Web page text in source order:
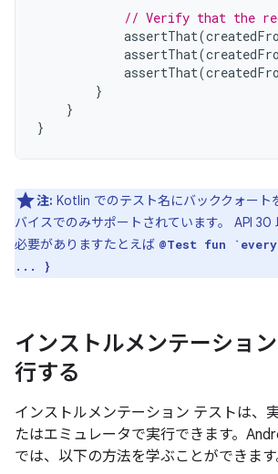
// Verify that the
assertThat(
assertThat(
assertThat(
}
}
}
注: Kotlin でのテスト名にバッククォート
バイスでのみサポートされています。 API 30
必要がありますたとえば @Test fun
... }
インストルメンテーショ
行する
インストルメンテーション テストは、
たはエミュレータで実行できます。
では、以下の方法を学ぶことができます